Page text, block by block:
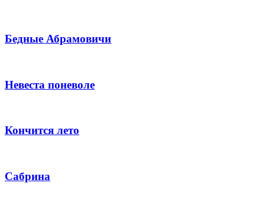
Бедные Абрамовичи
Невеста поневоле
Кончится лето
Сабрина